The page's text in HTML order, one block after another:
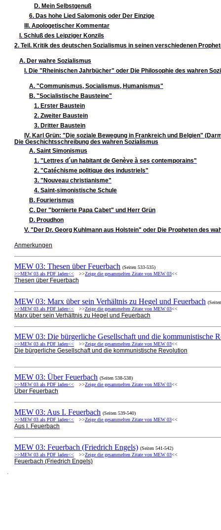
D. Mein Selbstgenuß
6. Das hohe Lied Salomonis oder Der Einzige
III. Apologetischer Kommentar
I. Schluß des Leipziger Konzils
2. Teil. Kritik des deutschen Sozialismus in seinen verschiedenen
A. Der wahre Sozialismus
I. Die "Rheinischen Jahrbücher" oder Die Philosophie des wahren
A. "Communismus, Socialismus, Humanismus"
B. "Socialistische Bausteine"
1. Erster Baustein
2. Zweiter Baustein
3. Dritter Baustein
IV. Karl Grün: "Die soziale Bewegung in Frankreich und Belgien"
Die Geschichtsschreibung des wahren Sozialismus
A. Saint Simonismus
1. "Lettres d´un habitant de Genève à ses contemporains"
2. "Catéchisme politique des industriels"
3. "Nouveau christianisme"
4. Saint-simonistische Schule
B. Fourierismus
C. Der "bornierte Papa Cabet" und Herr Grün
D. Proudhon
V. "Der Dr. Georg Kuhlmann aus Holstein" oder Die Propheten des
Anmerkungen
MEW 03: Thesen über Feuerbach (Seiten 533-535)
>>MEW 03 als PDF laden<< >>Zeige die gesammelten Zitate von MEW 03<<
Thesen über Feuerbach
MEW 03: Marx über sein Verhältnis zu Hegel und Feuerbach
>>MEW 03 als PDF laden<< >>Zeige die gesammelten Zitate von MEW 03<<
Marx über sein Verhältnis zu Hegel und Feuerbach
MEW 03: Die bürgerliche Gesellschaft und die kommunistische
>>MEW 03 als PDF laden<< >>Zeige die gesammelten Zitate von MEW 03<<
Die bürgerliche Gesellschaft und die kommunistische Revolution
MEW 03: Über Feuerbach (Seiten 538-538)
>>MEW 03 als PDF laden<< >>Zeige die gesammelten Zitate von MEW 03<<
Über Feuerbach
MEW 03: Aus I. Feuerbach (Seiten 539-540)
>>MEW 03 als PDF laden<< >>Zeige die gesammelten Zitate von MEW 03<<
Aus I. Feuerbach
MEW 03: Feuerbach (Friedrich Engels) (Seiten 541-542)
>>MEW 03 als PDF laden<< >>Zeige die gesammelten Zitate von MEW 03<<
Feuerbach (Friedrich Engels)